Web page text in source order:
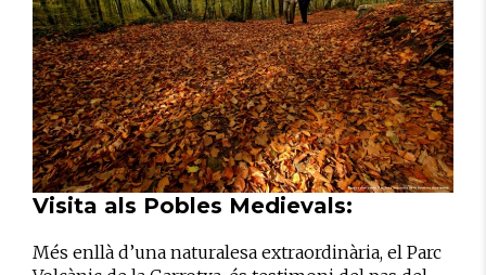
Visita als Pobles Medievals:
Més enllà d’una naturalesa extraordinària, el Parc